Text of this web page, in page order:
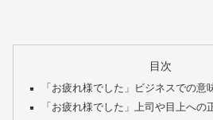
目次
「お疲れ様でした」ビジネスでの意
「お疲れ様でした」上司や目上への